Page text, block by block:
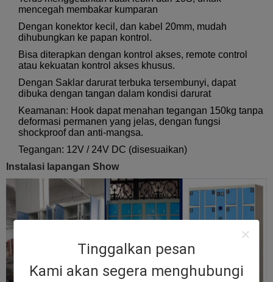
Tinggalkan pesan
Kami akan segera menghubungi
mencegah membakar kumparan
Dengan konektor kecil, dan kabel 20mm, mudah
dihubungkan ke papan kontrol.
Bisa diterapkan dengan kontrol akses, remote control
atau kekuatan kontrol akses khusus.
Dengan Saklar darurat terbuka tersembunyi, dapat
dibuka dengan tangan dalam kondisi darurat
Keamanan: Hook dapat menahan tegangan 150kg tanpa
deformasi permanen yang jelas, dengan fungsi
shockproof dan anti-mangsa.
Tegangan: 12V / 24V DC (disesuaikan)
Instalasi lapangan Show